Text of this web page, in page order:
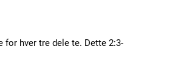
hver tre dele te. Dette 2:3-